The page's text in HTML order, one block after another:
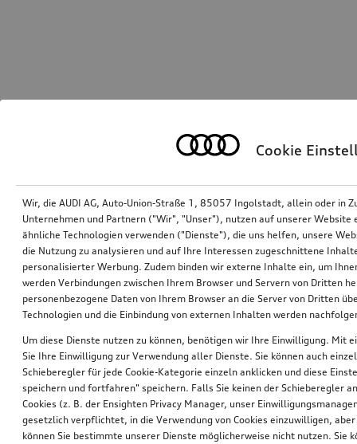
Cookie
Wir, die AUDI AG, Auto-Union-Straße 1, 85057 Ingolstadt, allein oder in
Unternehmen und Partnern ("Wir", "Unser"), nutzen auf unserer Website
ähnliche Technologien verwenden ("Dienste"), die uns helfen, unsere
die Nutzung zu analysieren und auf Ihre Interessen zugeschnittene
personalisierter Werbung. Zudem binden wir externe Inhalte ein, um
werden Verbindungen zwischen Ihrem Browser und Servern von Dritten
personenbezogene Daten von Ihrem Browser an die Server von Dritten
Technologien und die Einbindung von externen Inhalten werden
Um diese Dienste nutzen zu können, benötigen wir Ihre Einwilligung. Mit
Sie Ihre Einwilligung zur Verwendung aller Dienste. Sie können auch
Schieberegler für jede Cookie-Kategorie einzeln anklicken und diese
speichern und fortfahren" speichern. Falls Sie keinen der Schieberegler
Cookies (z. B. der Ensighten Privacy Manager, unser
gesetzlich verpflichtet, in die Verwendung von Cookies einzuwilligen,
können Sie bestimmte unserer Dienste möglicherweise nicht nutzen. Sie